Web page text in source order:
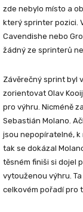
zde nebylo místo a
který sprinter pozici.
Cavendishe nebo
žádný ze sprinterů
Závěrečný sprint byl
zorientovat Olav
pro výhru. Nicméně
Sebastián Molano.
jsou nepopíratelné,
tak se dokázal
těsném finiši si dojel
vytouženou výhru.
celkovém pořadí pro